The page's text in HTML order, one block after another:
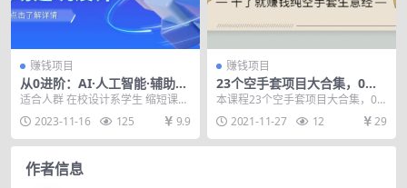
赚钱项目
从0进阶：AI·人工智能·辅助建
筑设计/室内/景观/规划（22节
适合人群 在校设计系学生 缩短课业
中出图的时间成本、提高课业的表
现质量，留更多的...
2023-11-16 125 9.9
赚钱项目
23个空手套项目大合集，0成
本0投入日赚千元
本课程23个空手套项目大合集，0
成本0投入，纯空手套生意经，结合
23个可实际操作...
2021-11-27 12 29
作者信息